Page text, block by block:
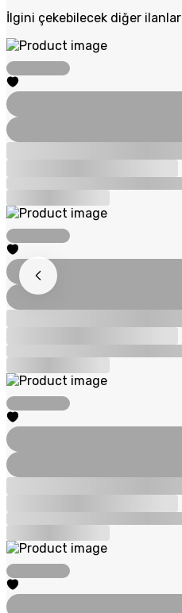
İlgini çekebilecek diğer ilanlar